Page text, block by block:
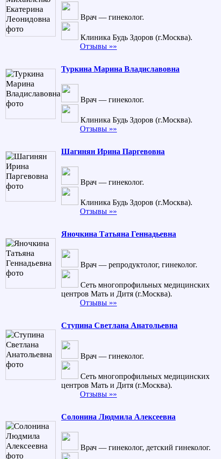
Врач — гинеколог.
Клиника Будь Здоров (г.Москва).
Отзывы »»
Туркина Марина Владиславовна
Врач — гинеколог.
Клиника Будь Здоров (г.Москва).
Отзывы »»
Шагинян Ирина Паргевовна
Врач — гинеколог.
Клиника Будь Здоров (г.Москва).
Отзывы »»
Яночкина Татьяна Геннадьевна
Врач — репродуктолог, гинеколог.
Сеть многопрофильных медицинских
центров Мать и Дитя (г.Москва).
Отзывы »»
Ступина Светлана Анатольевна
Врач — гинеколог.
Сеть многопрофильных медицинских
центров Мать и Дитя (г.Москва).
Отзывы »»
Солонина Людмила Алексеевна
Врач — гинеколог, детский гинеколог.